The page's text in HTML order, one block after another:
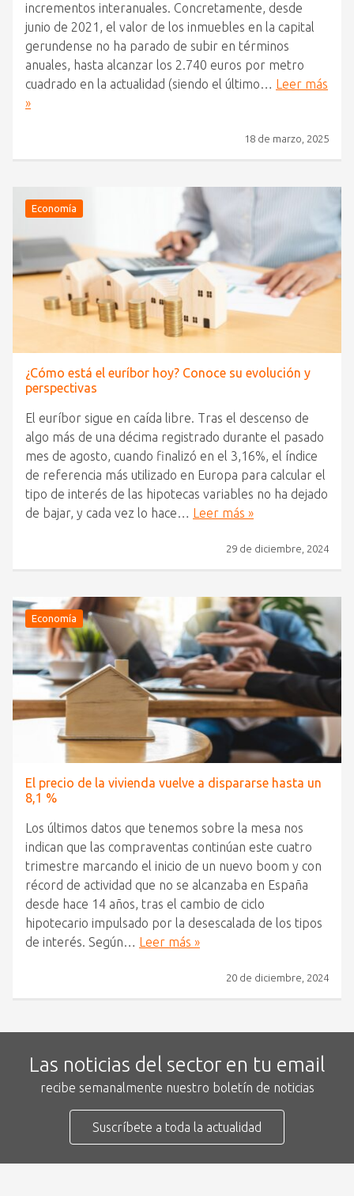
incrementos interanuales. Concretamente, desde
junio de 2021, el valor de los inmuebles en la capital
gerundense no ha parado de subir en términos
anuales, hasta alcanzar los 2.740 euros por metro
cuadrado en la actualidad (siendo el último… Leer más
»
18 de marzo, 2025
Economía
¿Cómo está el euríbor hoy? Conoce su evolución y
perspectivas
El euríbor sigue en caída libre. Tras el descenso de
algo más de una décima registrado durante el pasado
mes de agosto, cuando finalizó en el 3,16%, el índice
de referencia más utilizado en Europa para calcular el
tipo de interés de las hipotecas variables no ha dejado
de bajar, y cada vez lo hace… Leer más »
29 de diciembre, 2024
Economía
El precio de la vivienda vuelve a dispararse hasta un
8,1 %
Los últimos datos que tenemos sobre la mesa nos
indican que las compraventas continúan este cuatro
trimestre marcando el inicio de un nuevo boom y con
récord de actividad que no se alcanzaba en España
desde hace 14 años, tras el cambio de ciclo
hipotecario impulsado por la desescalada de los tipos
de interés. Según… Leer más »
20 de diciembre, 2024
Las noticias del sector en tu email
recibe semanalmente nuestro boletín de noticias
Suscríbete a toda la actualidad